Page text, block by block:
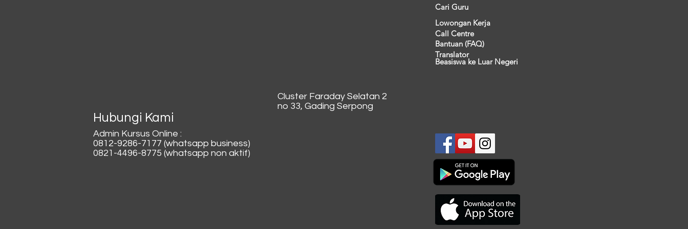
Cari Guru
Lowongan Kerja
Call Centre
Bantuan (FAQ)
Translator
Beasiswa ke Luar Negeri
Cluster Faraday Selatan 2
no 33, Gading Serpong
Hubungi Kami
Admin Kursus Online :
0812-9286-7177 (whatsapp business)
0821-4496-8775 (whatsapp non aktif)